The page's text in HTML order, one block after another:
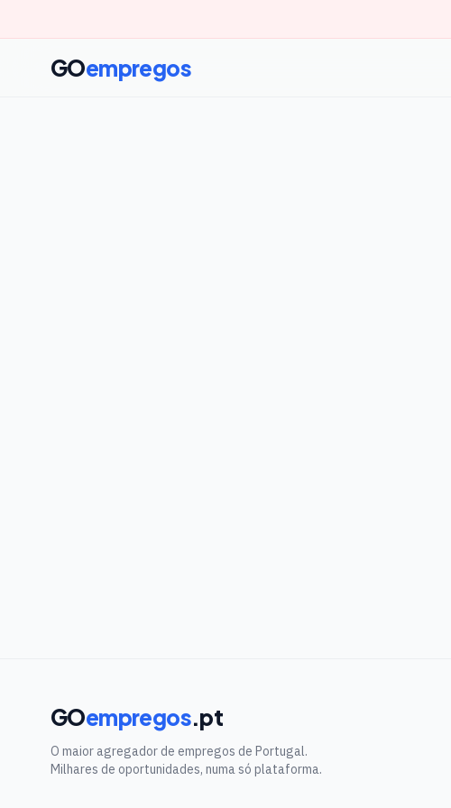
GOempregos
GOempregos.pt
O maior agregador de empregos de Portugal.
Milhares de oportunidades, numa só plataforma.